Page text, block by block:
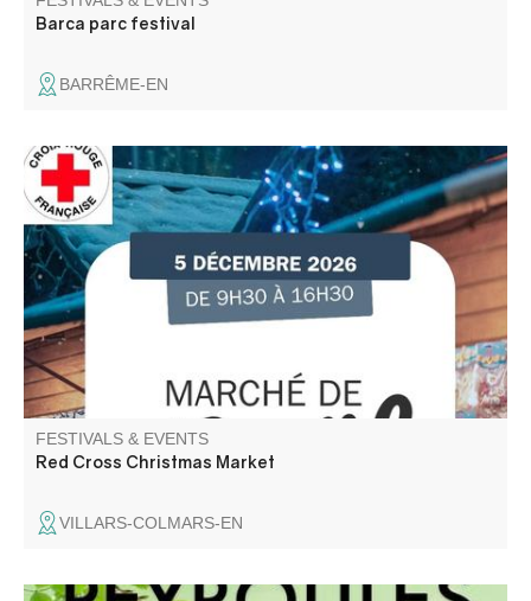
Barca parc festival
BARRÊME-EN
Participez aux actions de la Croix Rouge Française locale
et venez rencontrer l'équipe des bénévoles. De bonnes
affaires sur le marché avant l'arrivée des fêtes.
FESTIVALS & EVENTS
Red Cross Christmas Market
VILLARS-COLMARS-EN